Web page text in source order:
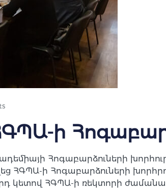
ի
Հոգաբարձուների
ՀԳՊԱ-ի Հոգաբարձուների
կետով ՀԳՊԱ-ի ռեկտորի